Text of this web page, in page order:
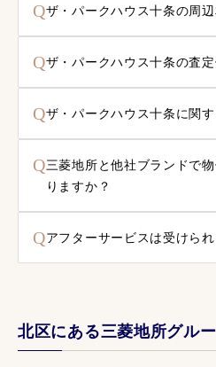
Qザ・パークハウス十条の周
Qザ・パークハウス十条の査
Qザ・パークハウス十条に関
Q三菱地所と他社ブランドで
りますか？
Qアフターサービスは受けられ
北区にある三菱地所グル